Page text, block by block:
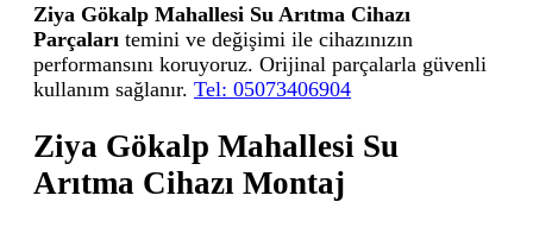
Ziya Gökalp Mahallesi Su Arıtma Cihazı
Parçaları temini ve değişimi ile cihazınızın
performansını koruyoruz. Orijinal parçalarla güvenli
kullanım sağlanır. Tel: 05073406904
Ziya Gökalp Mahallesi Su
Arıtma Cihazı Montaj